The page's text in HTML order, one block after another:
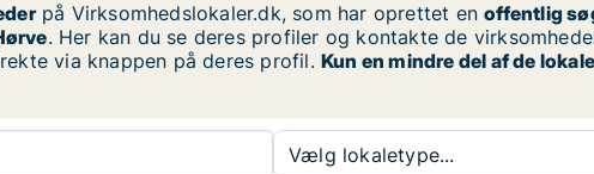
på Virksomhedslokaler.dk, som har oprettet enoffentlig
. Her kan du se deres profiler og kontakte de
via knappen på deres profil.Kun en mindre del af de
Vælg lokaletype...